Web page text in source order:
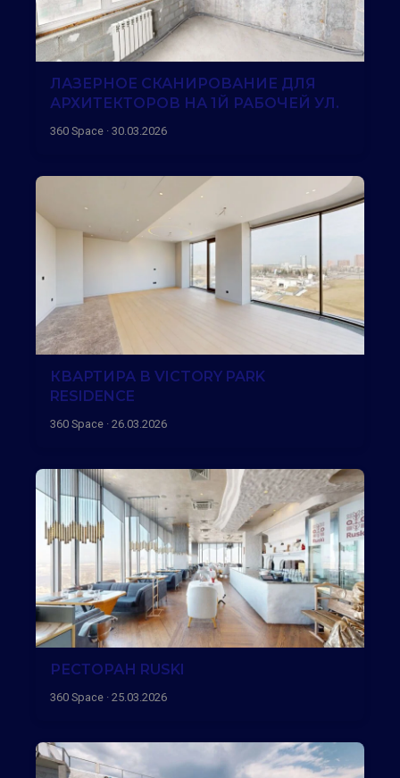
ЛАЗЕРНОЕ СКАНИРОВАНИЕ ДЛЯ
АРХИТЕКТОРОВ НА 1Й РАБОЧЕЙ УЛ.
360 Space · 30.03.2026
КВАРТИРА В VICTORY PARK
RESIDENCE
360 Space · 26.03.2026
РЕСТОРАН RUSKI
360 Space · 25.03.2026